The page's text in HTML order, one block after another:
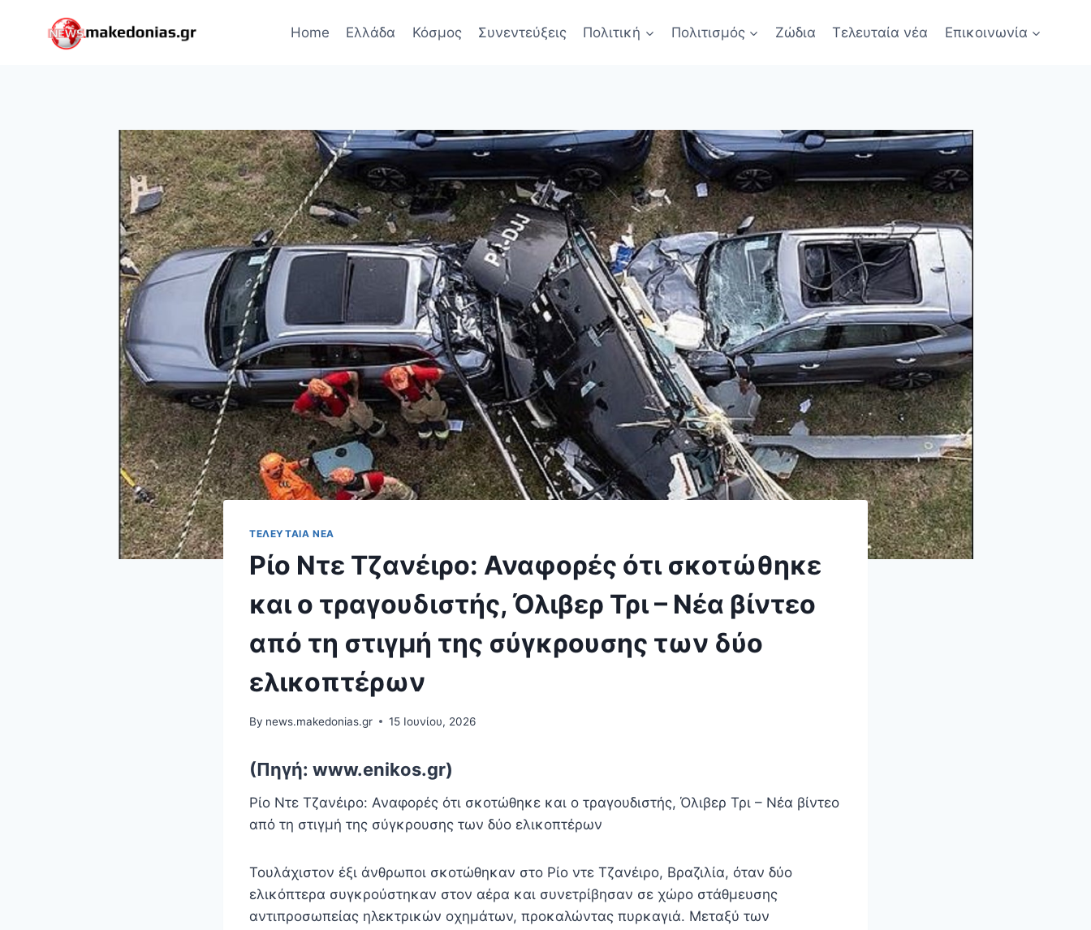
Home Ελλάδα Κόσμος Συνεντεύξεις Πολιτική Πολιτισμός Ζώδια Τελευταία νέα Επικοινωνία
ΤΕΛΕΥΤΑΊΑ ΝΈΑ
Ρίο Ντε Τζανέιρο: Αναφορές ότι σκοτώθηκε
και ο τραγουδιστής, Όλιβερ Τρι – Νέα βίντεο
από τη στιγμή της σύγκρουσης των δύο
ελικοπτέρων
By news.makedonias.gr 15 Ιουνίου, 2026
(Πηγή: www.enikos.gr)
Ρίο Ντε Τζανέιρο: Αναφορές ότι σκοτώθηκε και ο τραγουδιστής, Όλιβερ Τρι – Νέα βίντεο
από τη στιγμή της σύγκρουσης των δύο ελικοπτέρων
Τουλάχιστον έξι άνθρωποι σκοτώθηκαν στο Ρίο ντε Τζανέιρο, Βραζιλία, όταν δύο
ελικόπτερα συγκρούστηκαν στον αέρα και συνετρίβησαν σε χώρο στάθμευσης
αντιπροσωπείας ηλεκτρικών οχημάτων, προκαλώντας πυρκαγιά. Μεταξύ των